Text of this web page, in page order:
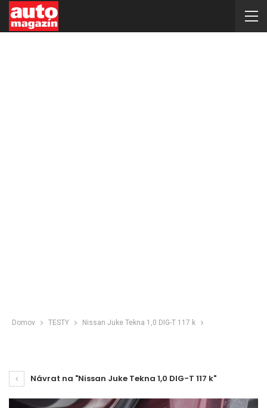
Domov TESTY Nissan Juke Tekna 1,0 DIG-T 117 k
Návrat na "Nissan Juke Tekna 1,0 DIG-T 117 k"